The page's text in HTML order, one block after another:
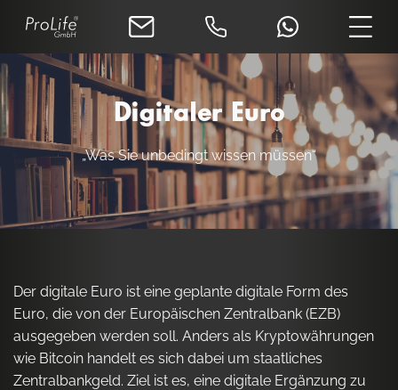
Digitaler Euro
„Was Sie unbedingt wissen müssen“
Der digitale Euro ist eine geplante digitale Form des
Euro, die von der Europäischen Zentralbank (EZB)
ausgegeben werden soll. Anders als Kryptowährungen
wie Bitcoin handelt es sich dabei um staatliches
Zentralbankgeld. Ziel ist es, eine digitale Ergänzung zu